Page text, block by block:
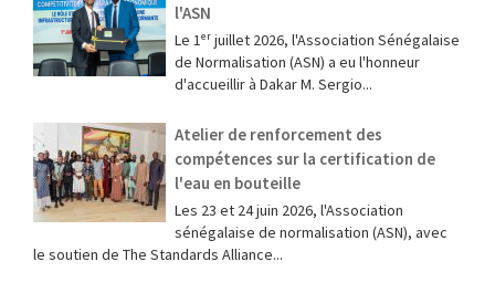
l'ASN
Le 1ᵉʳ juillet 2026, l'Association Sénégalaise
de Normalisation (ASN) a eu l'honneur
d'accueillir à Dakar M. Sergio...
Atelier de renforcement des
compétences sur la certification de
l'eau en bouteille
Les 23 et 24 juin 2026, l'Association
sénégalaise de normalisation (ASN), avec
le soutien de The Standards Alliance...